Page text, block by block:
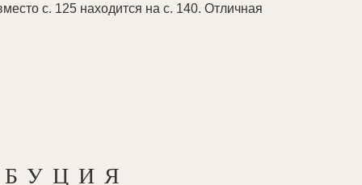
с. 125 находится на с. 140. Отличная